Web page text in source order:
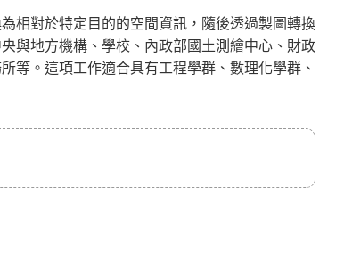
相對於特定目的的空間資訊，隨後透過製圖轉換
與地方機構、學校、內政部國土測繪中心、財政
等。這項工作適合具有工程學群、數理化學群、